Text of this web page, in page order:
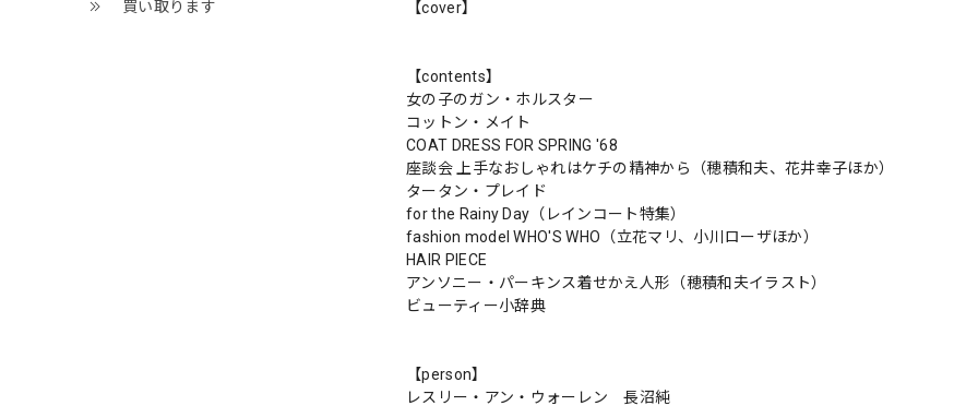
買い取ります 【cover】
【contents】
女の子のガン・ホルスター
コットン・メイト
COAT DRESS FOR SPRING '68
座談会 上手なおしゃれはケチの精神から（穂積和夫、花井幸子ほか）
タータン・プレイド
for the Rainy Day（レインコート特集）
fashion model WHO'S WHO（立花マリ、小川ローザほか）
HAIR PIECE
アンソニー・パーキンス着せかえ人形（穂積和夫イラスト）
ビューティー小辞典
【person】
レスリー・アン・ウォーレン 長沼純